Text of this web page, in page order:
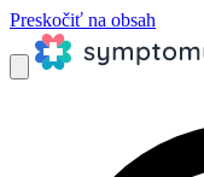
Preskočiť na obsah